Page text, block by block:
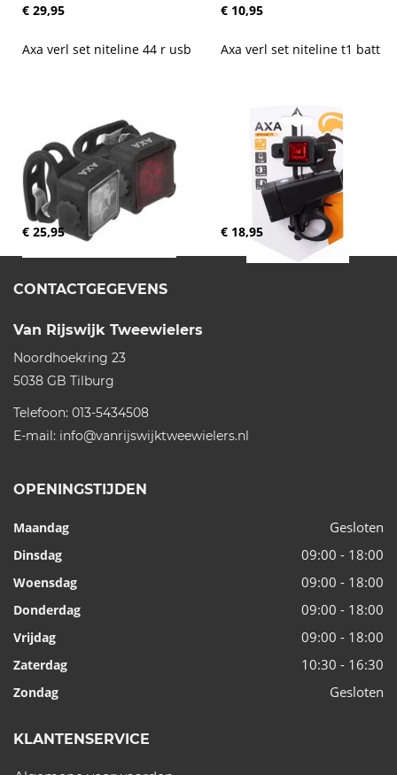
€ 29,95 € 10,95
Axa verl set niteline 44 r usb
€ 25,95
Axa verl set niteline t1 batt
€ 18,95
CONTACTGEGEVENS
Van Rijswijk Tweewielers
Noordhoekring 23
5038 GB Tilburg
Telefoon: 013-5434508
E-mail: info@vanrijswijktweewielers.nl
OPENINGSTIJDEN
Maandag Gesloten
Dinsdag 09:00 - 18:00
Woensdag 09:00 - 18:00
Donderdag 09:00 - 18:00
Vrijdag 09:00 - 18:00
Zaterdag 10:30 - 16:30
Zondag Gesloten
KLANTENSERVICE